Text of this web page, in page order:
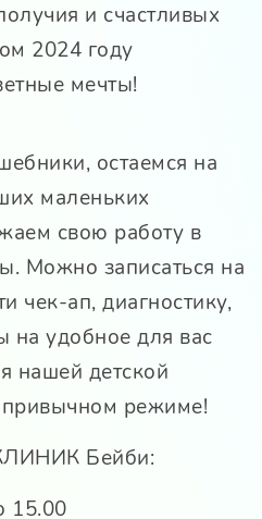
и счастливых
2024 году
мечты!
остаемся на
маленьких
свою работу в
Можно записаться на
чек-ап, диагностику,
на удобное для вас
нашей детской
режиме!
Бейби:
15.00